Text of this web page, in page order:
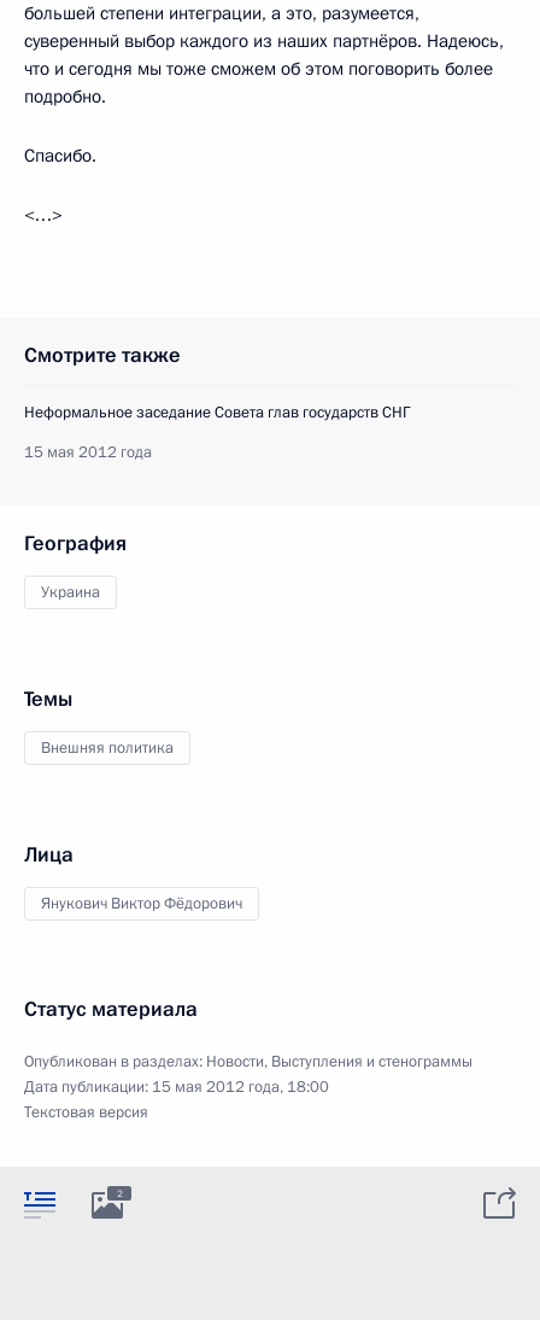
большей степени интеграции, а это, разумеется,
суверенный выбор каждого из наших партнёров. Надеюсь,
что и сегодня мы тоже сможем об этом поговорить более
подробно.
Спасибо.
<…>
Смотрите также
Неформальное заседание Совета глав государств СНГ
15 мая 2012 года
География
Украина
Темы
Внешняя политика
Лица
Янукович Виктор Фёдорович
Статус материала
Опубликован в разделах: Новости, Выступления и стенограммы
Дата публикации: 15 мая 2012 года, 18:00
Текстовая версия
2